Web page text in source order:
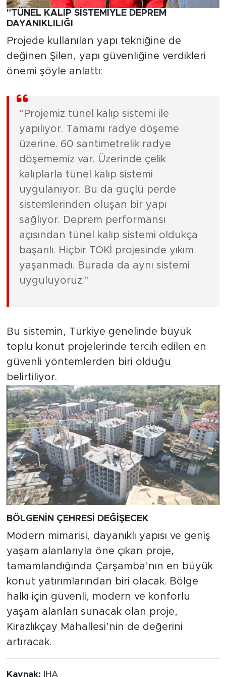
"TÜNEL KALIP SİSTEMİYLE DEPREM
DAYANIKLILIĞI
Projede kullanılan yapı tekniğine de
değinen Şilen, yapı güvenliğine verdikleri
önemi şöyle anlattı:
“Projemiz tünel kalıp sistemi ile
yapılıyor. Tamamı radye döşeme
üzerine. 60 santimetrelik radye
döşememiz var. Üzerinde çelik
kalıplarla tünel kalıp sistemi
uygulanıyor. Bu da güçlü perde
sistemlerinden oluşan bir yapı
sağlıyor. Deprem performansı
açısından tünel kalıp sistemi oldukça
başarılı. Hiçbir TOKİ projesinde yıkım
yaşanmadı. Burada da aynı sistemi
uyguluyoruz.”
Bu sistemin, Türkiye genelinde büyük
toplu konut projelerinde tercih edilen en
güvenli yöntemlerden biri olduğu
belirtiliyor.
BÖLGENİN ÇEHRESİ DEĞİŞECEK
Modern mimarisi, dayanıklı yapısı ve geniş
yaşam alanlarıyla öne çıkan proje,
tamamlandığında Çarşamba’nın en büyük
konut yatırımlarından biri olacak. Bölge
halkı için güvenli, modern ve konforlu
yaşam alanları sunacak olan proje,
Kirazlıkçay Mahallesi’nin de değerini
artıracak.
Kaynak: İHA